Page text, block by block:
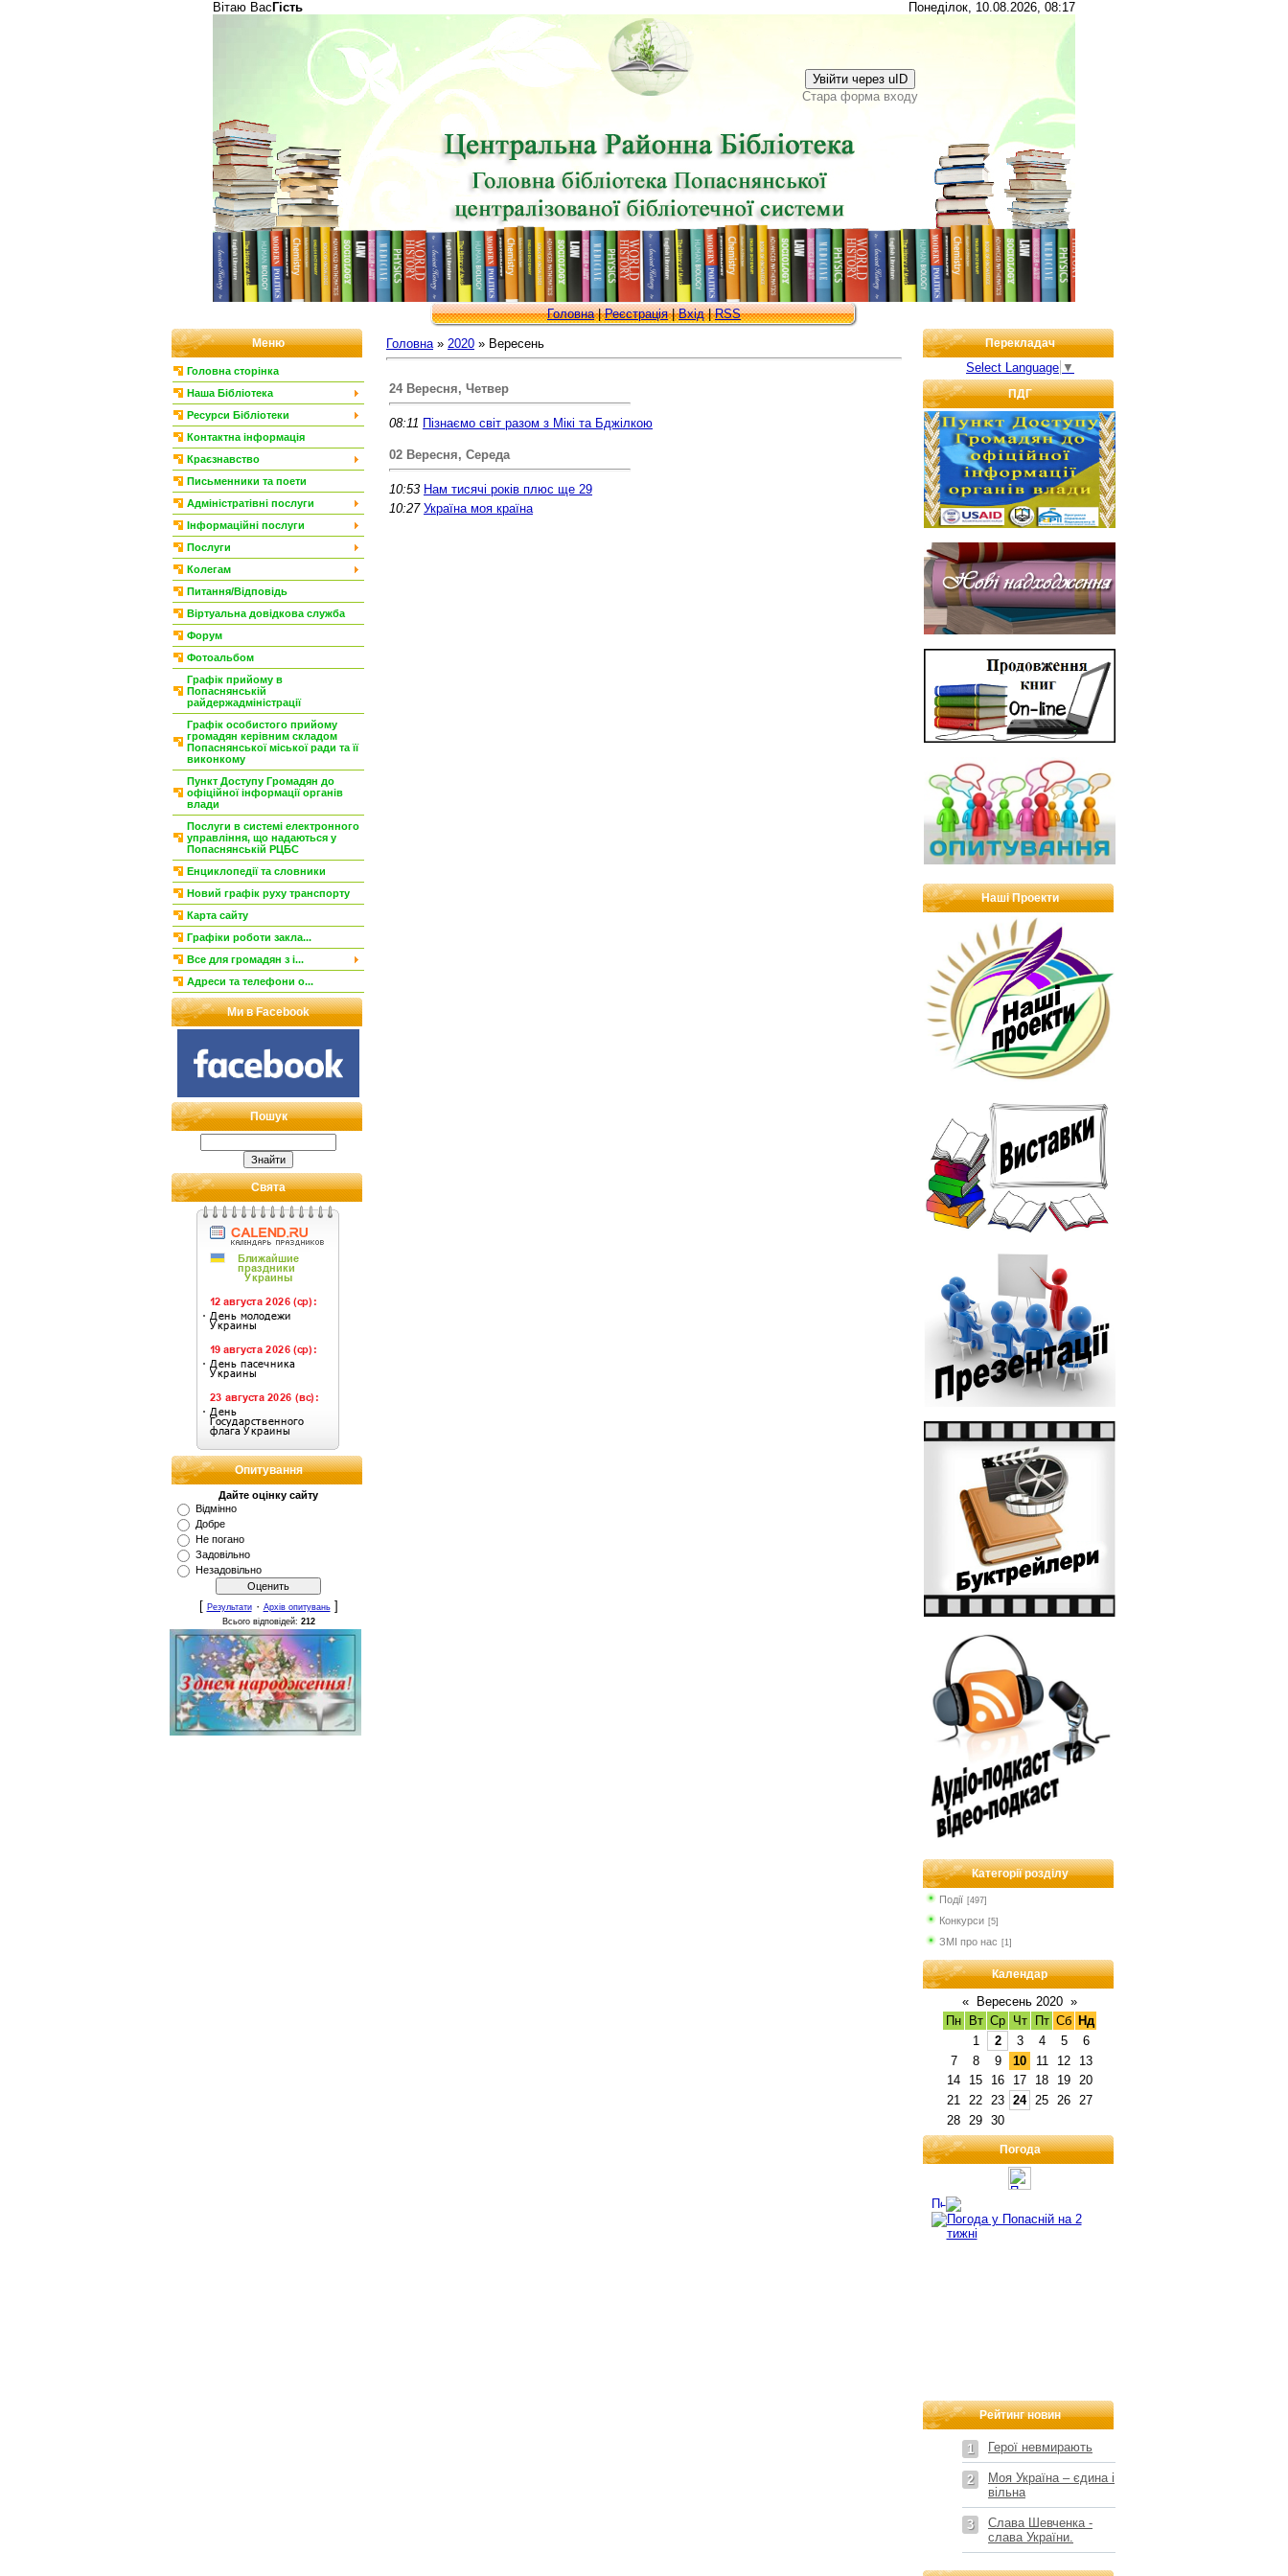
Вітаю Вас Гість Понеділок, 10.08.2026, 08:17
Увійти через uID
Стара форма входу
Головна|Реєстрація|Вхід|RSS
Меню
Головна сторінка
Наша Бібліотека
Ресурси Бібліотеки
Контактна інформація
Краєзнавство
Письменники та поети
Адміністратівні послуги
Інформаційні послуги
Послуги
Колегам
Питання/Відповідь
Віртуальна довідкова служба
Форум
Фотоальбом
Графік прийому в
Попаснянській
райдержадміністрації
Графік особистого прийому
громадян керівним складом
Попаснянської міської ради та її
виконкому
Пункт Доступу Громадян до
офіційної інформації органів
влади
Послуги в системі електронного
управління, що надаються у
Попаснянській РЦБС
Енциклопедії та словники
Новий графік руху транспорту
Карта сайту
Графіки роботи закла...
Все для громадян з і...
Адреси та телефони о...
Ми в Facebook
Пошук
Свята
Опитування
Дайте оцінку сайту
Відмінно
Добре
Не погано
Задовільно
Незадовільно
[ Результати· Архів опитувань]
Всього відповідей: 212
Головна» 2020 » Вересень
24 Вересня, Четвер
08:11 Пізнаємо світ разом з Мікі та Бджілкою
02 Вересня, Середа
10:53 Нам тисячі років плюс ще 29
10:27 Україна моя країна
Перекладач
Select Language ▼
ПДГ
Наші Проекти
Категорії розділу
Події [497]
Конкурси [5]
ЗМІ про нас [1]
Календар
« Вересень 2020 »
Пн
Вт Ср Чт Пт Сб Нд
1
2 3 4 5
6
7
8 9 10 11 12
13
14
15 16 17 18 19 20
21 22 23 24 25 26 27
28 29 30
Погода
Рейтинг новин
1 Герої невмирають
2
Моя Україна – єдина і
вільна
3
Слава Шевченка -
слава України.